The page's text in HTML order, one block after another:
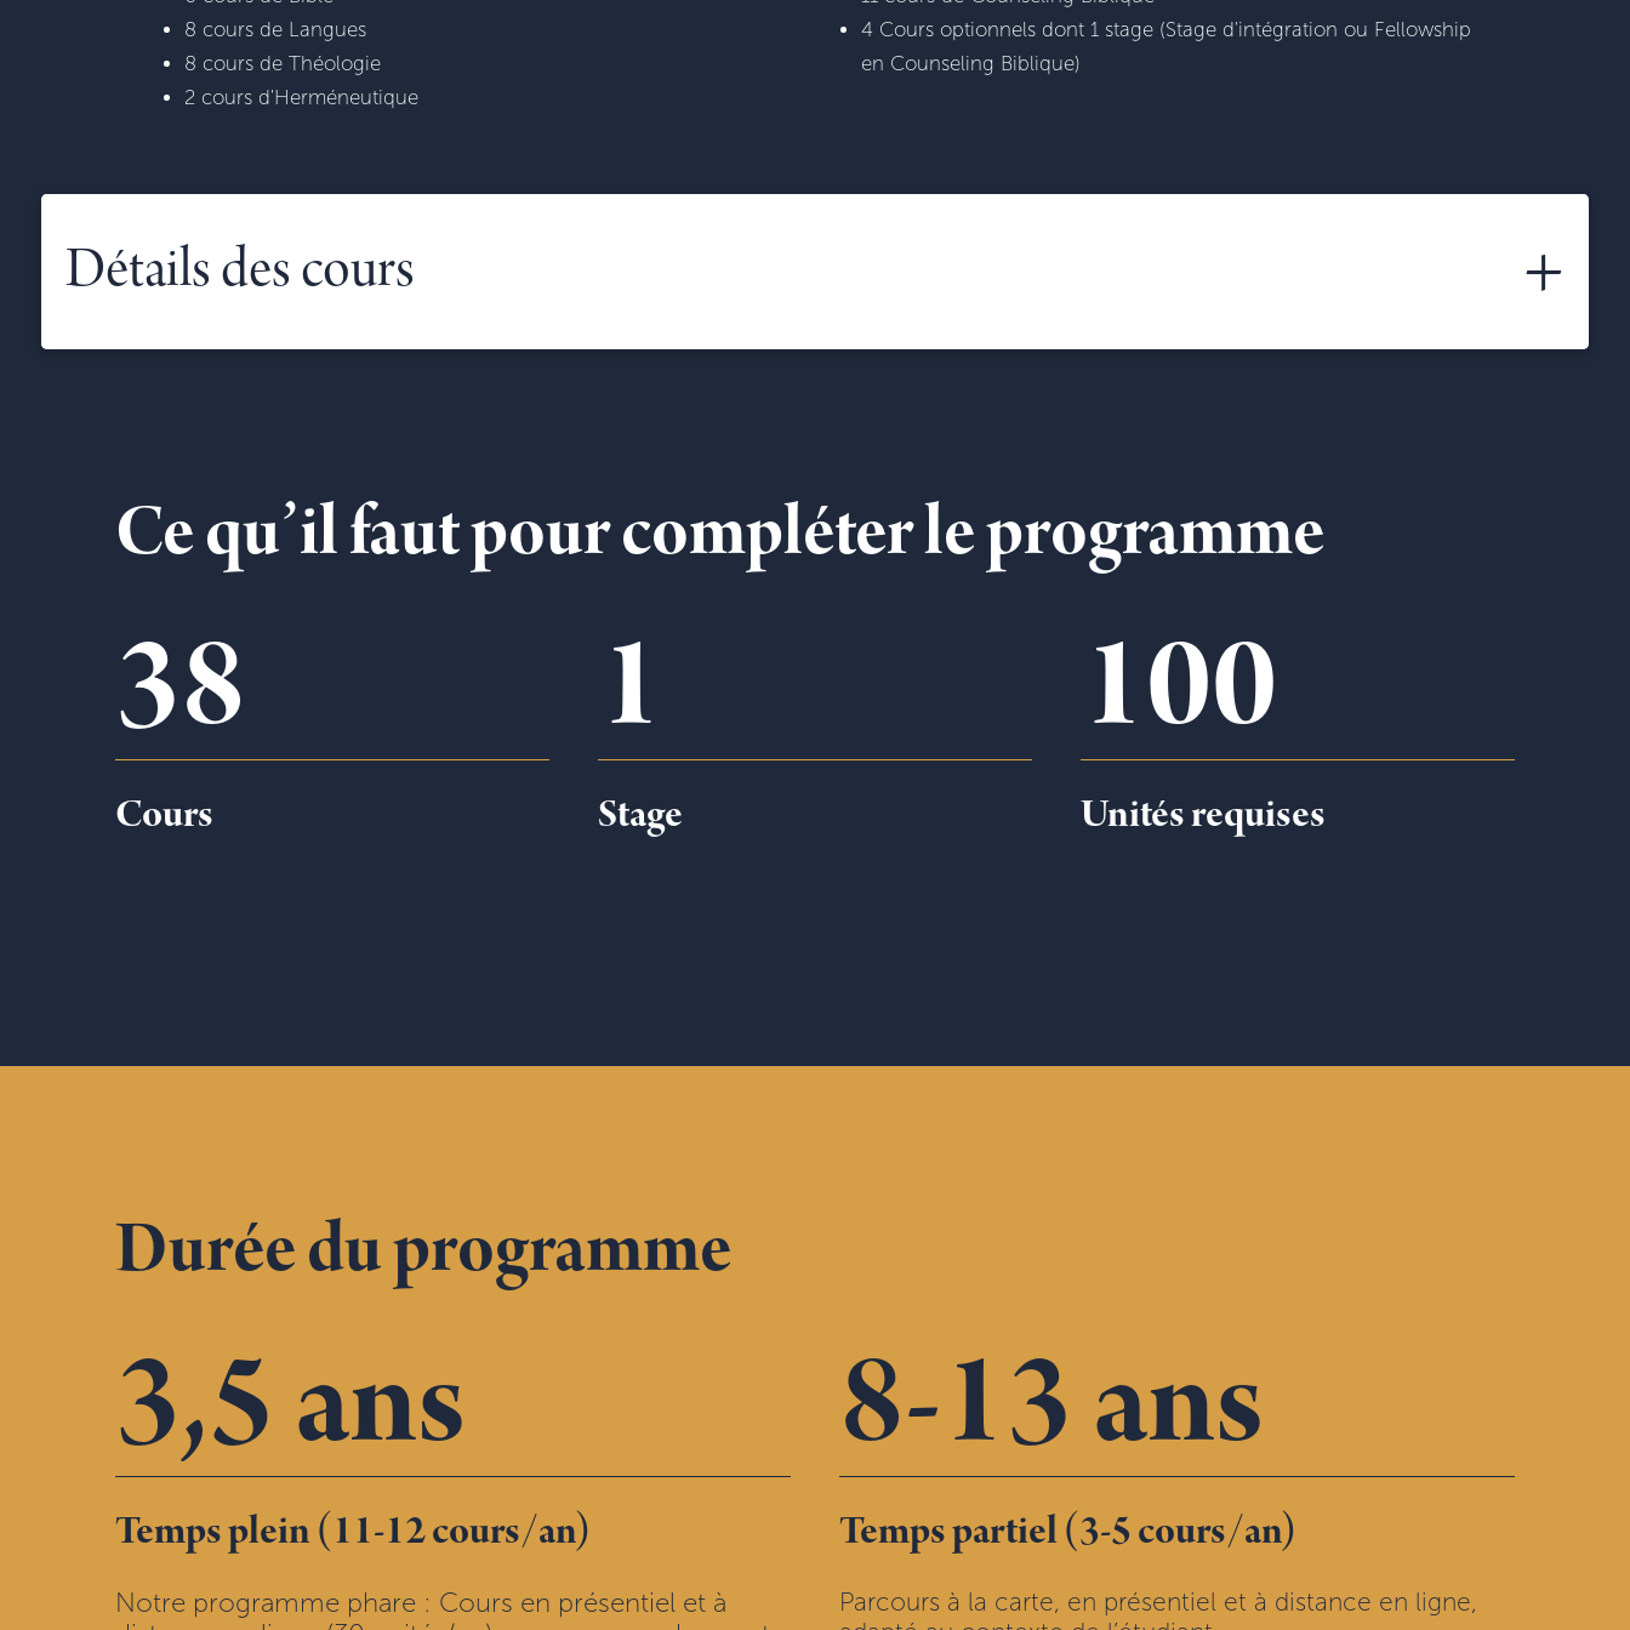
8 cours de Langues
8 cours de Théologie
2 cours d'Herméneutique
4 Cours optionnels dont 1 stage (Stage d'intégration ou Fellowship
en Counseling Biblique)
+
Détails des cours
Ce qu’il faut pour compléter le programme
38
Cours
1
Stage
100
Unités requises
Durée du programme
3,5 ans
Temps plein (11-12 cours/an)
Notre programme phare : Cours en présentiel et à
8-13 ans
Temps partiel (3-5 cours/an)
Parcours à la carte, en présentiel et à distance en ligne,